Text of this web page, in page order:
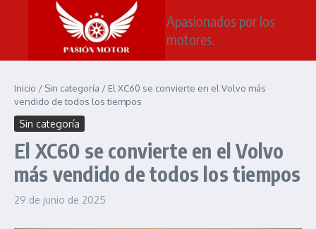
Saltar al contenido
Apasionados por los
motores.
Inicio / Sin categoría / El XC60 se convierte en el Volvo más
vendido de todos los tiempos
Sin categoría
El XC60 se convierte en el Volvo
más vendido de todos los tiempos
29 de junio de 2025